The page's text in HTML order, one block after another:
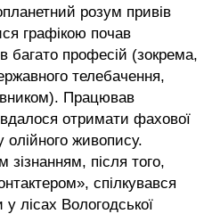
розум привів
графікою почав
багато професій (зокрема,
телебачення,
Працював
отримати фахової
олійного живопису.
після того,
спілкувався
лісах Вологодської